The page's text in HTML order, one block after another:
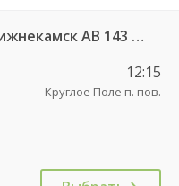
Набережные Челны АВ — Нижнекамск АВ 143 РТ
12:15
Круглое Поле п. пов.